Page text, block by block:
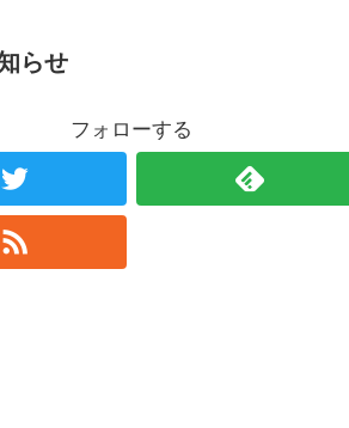
らせ
フォローする